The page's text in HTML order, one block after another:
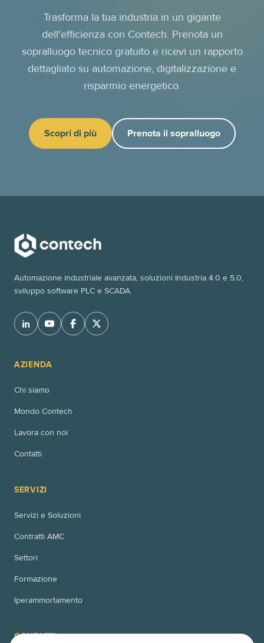
Trasforma la tua industria in un gigante
dell'efficienza con Contech. Prenota un
sopralluogo tecnico gratuito e ricevi un rapporto
dettagliato su automazione, digitalizzazione e
risparmio energetico.
Scopri di più Prenota il sopralluogo
Automazione industriale avanzata, soluzioni Industria 4.0 e 5.0,
sviluppo software PLC e SCADA.
AZIENDA
Chi siamo
Mondo Contech
Lavora con noi
Contatti
SERVIZI
Servizi e Soluzioni
Contratti AMC
Settori
Formazione
Iperammortamento
CONTATTI